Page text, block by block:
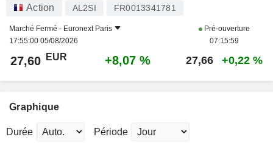
Action AL2SI FR0013341781
Marché Fermé - Euronext Paris
17:55:00 05/08/2026
Pré-ouverture
07:15:59
27,60 EUR +8,07 % 27,66 +0,22 %
Graphique
Durée Période